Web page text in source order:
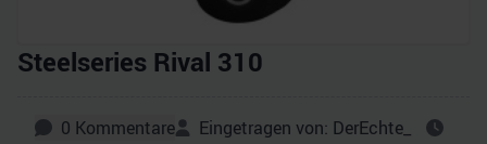
Steelseries Rival 310
0 Kommentare Eingetragen von: DerEchte_